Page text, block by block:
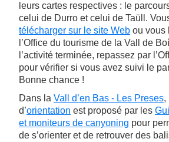
leurs cartes respectives : le
celui de Durro et celui de Taüll.
télécharger sur le site Web ou vous
l’Office du tourisme de la Vall de
l’activité terminée, repassez par
pour vérifier si vous avez suivi le
Bonne chance !
Dans la Vall d’en Bas - Les Preses,
d’orientation est proposé par les
et moniteurs de canyoning pour
de s’orienter et de retrouver des